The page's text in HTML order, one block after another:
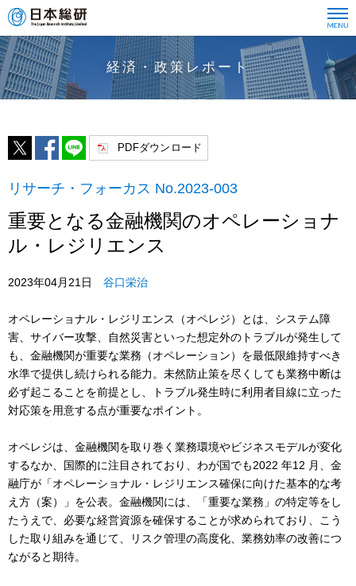
経済・政策レポート
PDFダウンロード
リサーチ・フォーカス No.2023-003
重要となる金融機関のオペレーショナ
ル・レジリエンス
2023年04月21日 谷口栄治
オペレーショナル・レジリエンス（オペレジ）とは、システム障
害、サイバー攻撃、自然災害といった想定外のトラブルが発生して
も、金融機関が重要な業務（オペレーション）を最低限維持すべき
水準で提供し続けられる能力。未然防止策を尽くしても業務中断は
必ず起こることを前提とし、トラブル発生時に利用者目線に立った
対応策を用意する点が重要なポイント。
オペレジは、金融機関を取り巻く業務環境やビジネスモデルが変化
するなか、国際的に注目されており、わが国でも2022 年12 月、金
融庁が「オペレーショナル・レジリエンス確保に向けた基本的な考
え方（案）」を公表。金融機関には、「重要な業務」の特定等をし
たうえで、必要な経営資源を確保することが求められており、こう
した取り組みを通じて、リスク管理の高度化、業務効率の改善につ
ながると期待。